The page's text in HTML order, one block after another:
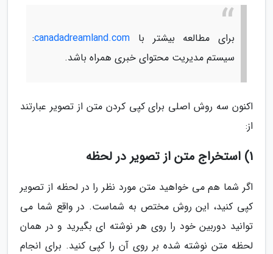
برای مطالعه بیشتر با canadadreamland.com
:
سیستم مدیریت محتوای خبری همراه باشد.
اکنون سه روش اصلی برای کپی کردن متن از تصویر عبارتند
از:
1) استخراج متن از تصویر در لحظه
اگر شما هم می خواهید متن مورد نظر را در لحظه از تصویر
کپی کنید، این روش مختص به شماست. در واقع شما می
توانید دوربین خود را روی هر نوشته ای بگیرید و در همان
لحظه متن نوشته شده بر روی آن را کپی کنید. برای انجام